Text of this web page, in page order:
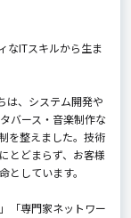
なITスキルから生ま
は、システム開発や
バース・音楽制作な
を整えました。技術
とどまらず、お客様
しています。
「専門家ネットワー